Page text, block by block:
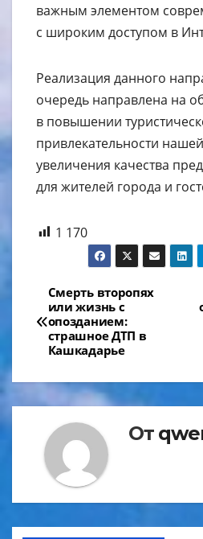
важным элементом
с широким доступом в
Реализация данного
очередь направлена на
в повышении
привлекательности
увеличения качества
для жителей города и
1 170
Навигация
по
записям
Смерть второпях
или жизнь с
опозданием:
страшное ДТП в
Кашкадарье
От